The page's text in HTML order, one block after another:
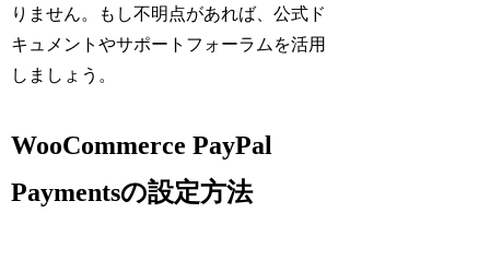
りません。もし不明点があれば、公式ド
キュメントやサポートフォーラムを活用
しましょう。
WooCommerce PayPal
Paymentsの設定方法